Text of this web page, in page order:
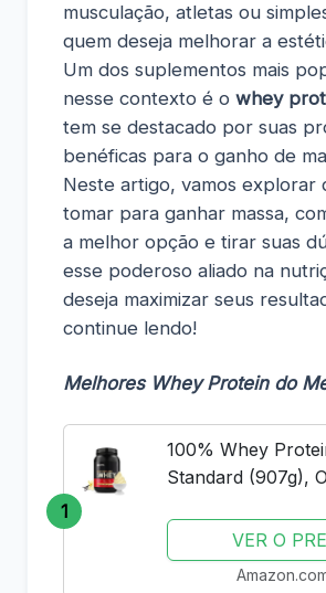
musculação, atletas ou
quem deseja melhorar a
Um dos suplementos mais
nesse contexto é o whey
tem se destacado por suas
benéficas para o ganho de
Neste artigo, vamos explorar
tomar para ganhar massa,
a melhor opção e tirar suas
esse poderoso aliado na
deseja maximizar seus
continue lendo!
Melhores Whey Protein do
1
100% Whey
Standard (907g),
VER O